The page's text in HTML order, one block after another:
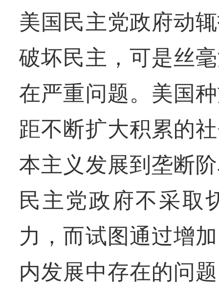
美国民主党政府动
破坏民主，可是丝
在严重问题。美国
距不断扩大积累的
本主义发展到垄断
民主党政府不采取
力，而试图通过增
内发展中存在的问